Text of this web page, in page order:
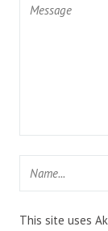
This site uses